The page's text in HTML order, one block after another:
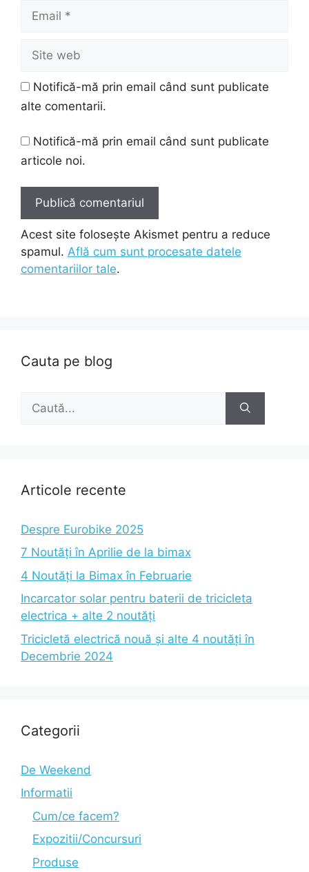
Email
Site
web
Notifică-mă prin email când sunt publicate
alte comentarii.
Notifică-mă prin email când sunt publicate
articole noi.
Acest site folosește Akismet pentru a reduce
spamul. Află cum sunt procesate datele
comentariilor tale.
Cauta pe blog
după:
Articole recente
Despre Eurobike 2025
7 Noutăți în Aprilie de la bimax
4 Noutăți la Bimax în Februarie
Incarcator solar pentru baterii de tricicleta
electrica + alte 2 noutăți
Tricicletă electrică nouă și alte 4 noutăți în
Decembrie 2024
Categorii
De Weekend
Informatii
Cum/ce facem?
Expozitii/Concursuri
Produse